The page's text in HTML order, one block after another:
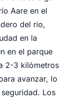
Aare en el
del río,
en la
en el parque
2-3 kilómetros
avanzar, lo
Los